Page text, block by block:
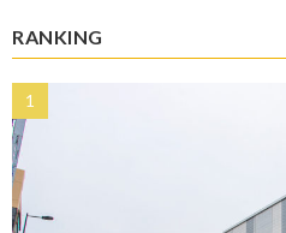
RANKING